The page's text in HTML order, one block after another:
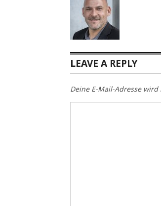
LEAVE A REPLY
Deine E-Mail-Adresse